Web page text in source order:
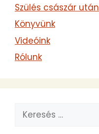
Szülés császár után
Könyvünk
Videóink
Rólunk
Keresés: